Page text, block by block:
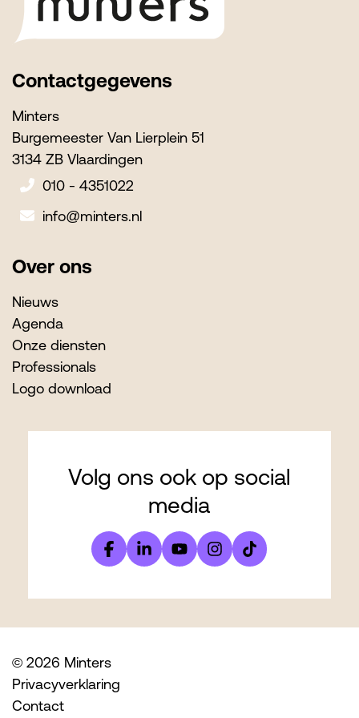
Contactgegevens
Minters
Burgemeester Van Lierplein 51
3134 ZB Vlaardingen
010 - 4351022
info@minters.nl
Over ons
Nieuws
Agenda
Onze diensten
Professionals
Logo download
Volg ons ook op social
media
© 2026 Minters
Privacyverklaring
Contact